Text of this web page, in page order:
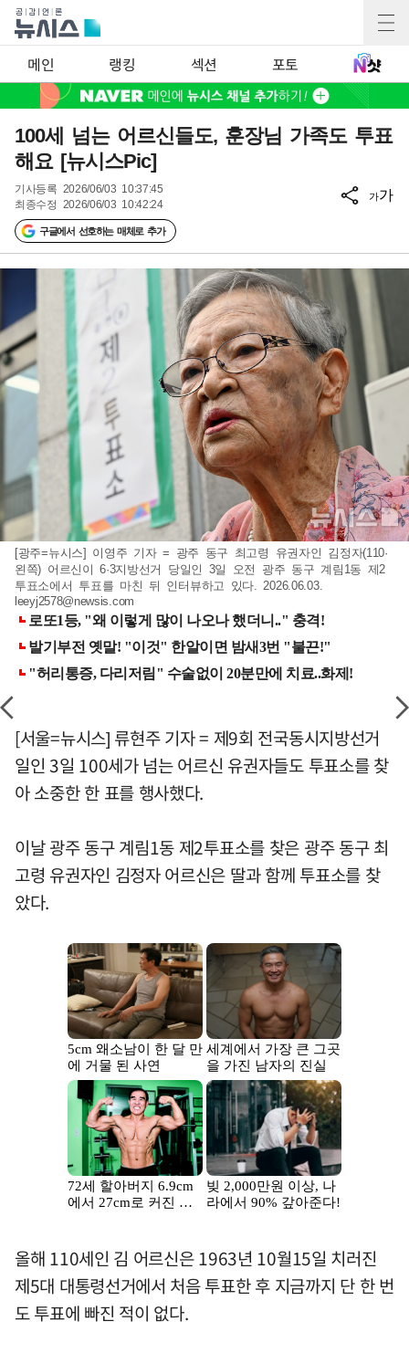
메인 랭킹 섹션 포토
100세 넘는 어르신들도, 훈장님 가족도 투표
해요 [뉴시스Pic]
기사등록 2026/06/03 10:37:45
최종수정 2026/06/03 10:42:24
구글에서 선호하는 매체로 추가
가가
[광주=뉴시스] 이영주 기자 = 광주 동구 최고령 유권자인 김정자(110·
왼쪽) 어르신이 6·3지방선거 당일인 3일 오전 광주 동구 계림1동 제2
투표소에서 투표를 마친 뒤 인터뷰하고 있다. 2026.06.03.
leeyj2578@newsis.com
[서울=뉴시스] 류현주 기자 = 제9회 전국동시지방선거
일인 3일 100세가 넘는 어르신 유권자들도 투표소를 찾
아 소중한 한 표를 행사했다.
이날 광주 동구 계림1동 제2투표소를 찾은 광주 동구 최
고령 유권자인 김정자 어르신은 딸과 함께 투표소를 찾
았다.
올해 110세인 김 어르신은 1963년 10월15일 치러진
제5대 대통령선거에서 처음 투표한 후 지금까지 단 한 번
도 투표에 빠진 적이 없다.